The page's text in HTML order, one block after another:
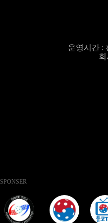
운영시간 :
회
SPONSER